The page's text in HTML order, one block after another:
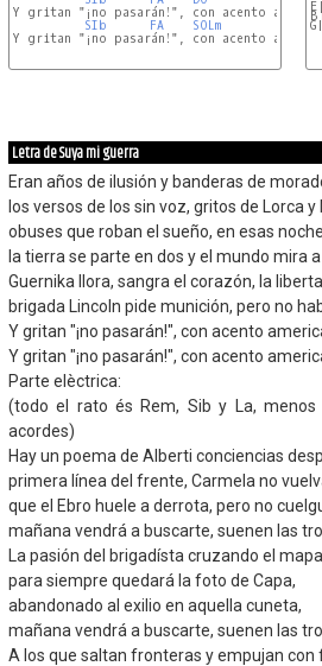
Y gritan "¡no pasarán!", con acento
SIb
FA SOLm
LA
Y gritan "¡no pasarán!", con acento
Letra de Suya mi guerra
Eran años de ilusión y banderas de
los versos de los sin voz, gritos de Lorca y
obuses que roban el sueño, en esas
la tierra se parte en dos y el mundo mira a
Guernika llora, sangra el corazón, la
brigada Lincoln pide munición, pero no
Y gritan "¡no pasarán!", con acento
Y gritan "¡no pasarán!", con acento
Parte elèctrica:
(todo el rato és Rem, Sib y La, menos
acordes)
Hay un poema de Alberti conciencias
primera línea del frente, Carmela no
que el Ebro huele a derrota, pero no
mañana vendrá a buscarte, suenen las
La pasión del brigadísta cruzando el
para siempre quedará la foto de Capa,
abandonado al exilio en aquella cuneta,
mañana vendrá a buscarte, suenen las
A los que saltan fronteras y empujan con